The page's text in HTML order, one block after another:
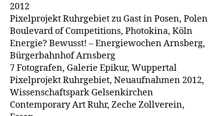
2012
Pixelprojekt Ruhrgebiet zu Gast in Posen, Polen
Boulevard of Competitions, Photokina, Köln
Energie? Bewusst! – Energiewochen Arnsberg,
Bürgerbahnhof Arnsberg
7 Fotografen, Galerie Epikur, Wuppertal
Pixelprojekt Ruhrgebiet, Neuaufnahmen 2012,
Wissenschaftspark Gelsenkirchen
Contemporary Art Ruhr, Zeche Zollverein,